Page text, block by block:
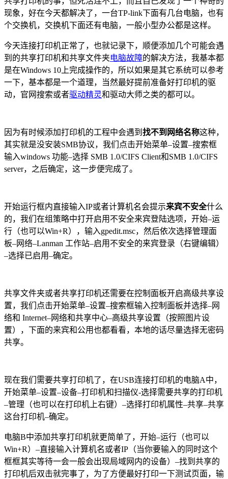
现象，好在今天都解决了，一台TP-link下面有几台电脑，也有
个交换机，交换机下面还有电脑，一般小型办公都是这样。
今天连接打印机正常了，也就记录下，顺便添加几个可能会遇
到的共享打印机和共享文件夹电脑故障的解决方法，我基本都
是在Windows 10上完成操作的，所以如果是其它系统可以参考
一下，基本都是一个道理，当然最好提前准备好打印机的驱
动，官网搜索或者驱动精灵和驱动大师之类的都可以。
因为有时候添加打印机的工程中会遇到 找不到网络名称这种，
其实就是没安装SMB协议，我们点击开始菜单–设置–搜索框
输入windows 功能–选择 SMB 1.0/CIFS Client和SMB 1.0/CIFS
server，之后确定，这一步便完成了。
开始运行框内直接输入IP或者计算机名会提示来宾不安全什么
的，我们在组策略中打开启用不安全来宾登陆选项，开始–运
行（也可以Win+R），输入gpedit.msc，然后依次选择管理面
板–网络–Lanman 工作站–启用不安全的来宾登录（右键编辑）
–选择已启用–确定。
共享文件夹或者共享打印机还需要在控制面板开启高级共享设
置，我们点击开始菜单–设置–搜索框输入控制面板并选择–网
络和 Internet–网络和共享中心–高级共享设置（按照图片设
置），下面的来宾和公用也都看看，本地的话尽量选择无密码
共享。
现在我们需要共享打印机了，在USB连接打印机的电脑A中，
开始菜单–设置–设备–打印机和扫描仪-选择需要共享的打印机
–管理（也可以在打印机上右键）–选择打印机属性–共享–共享
这台打印机–确定。
电脑B中添加共享打印机就更简单了，开始–运行（也可以
Win+R）–直接输入计算机名或者IP（当你要输入的同时这个
框框其实等待一会一般会出现局域网内的设备）–找到共享的
打印机后双击就完事了，为了方便最好打印一下测试页面，输